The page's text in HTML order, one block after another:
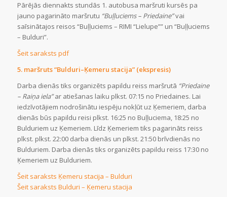
Pārējās diennakts stundās 1. autobusa maršruti kursēs pa
jauno pagarināto maršrutu “Buļļuciems – Priedaine”vai
saīsinātajos reisos “Buļļuciems – RIMI “Lielupe”” un “Buļļuciems
– Bulduri”.
Šeit saraksts pdf
5. maršruts “Bulduri–Ķemeru stacija” (ekspresis)
Darba dienās tiks organizēts papildu reiss maršrutā “Priedaine
– Raiņa iela”ar atiešanas laiku plkst. 07:15 no Priedaines. Lai
iedzīvotājiem nodrošinātu iespēju nokļūt uz Ķemeriem, darba
dienās būs papildu reisi plkst. 16:25 no Buļļuciema, 18:25 no
Bulduriem uz Ķemeriem. Līdz Ķemeriem tiks pagarināts reiss
plkst. plkst. 22:00 darba dienās un plkst. 21:50 brīvdienās no
Bulduriem. Darba dienās tiks organizēts papildu reiss 17:30 no
Ķemeriem uz Bulduriem.
Šeit saraksts Ķemeru stacija – Bulduri
Šeit saraksts Bulduri – Ķemeru stacija